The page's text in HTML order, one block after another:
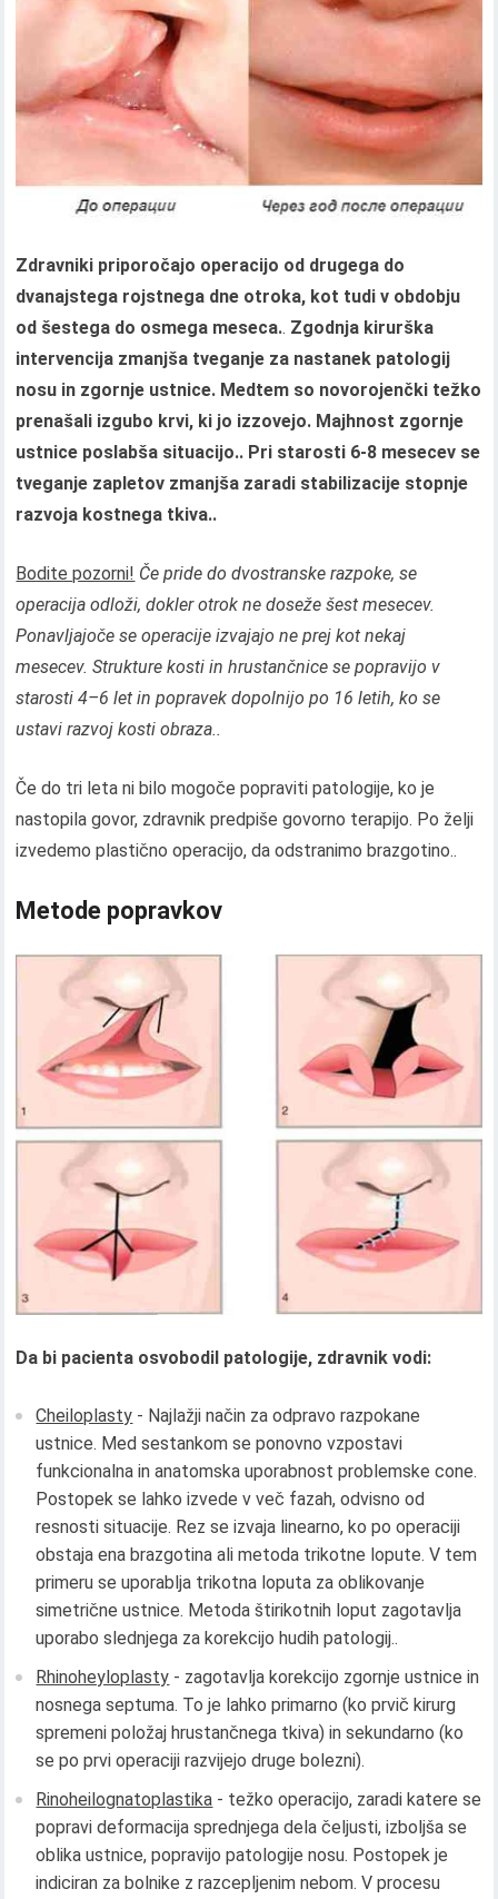
Zdravniki priporočajo operacijo od drugega do
dvanajstega rojstnega dne otroka, kot tudi v obdobju
od šestega do osmega meseca.. Zgodnja kirurška
intervencija zmanjša tveganje za nastanek patologij
nosu in zgornje ustnice. Medtem so novorojenčki težko
prenašali izgubo krvi, ki jo izzovejo. Majhnost zgornje
ustnice poslabša situacijo.. Pri starosti 6-8 mesecev se
tveganje zapletov zmanjša zaradi stabilizacije stopnje
razvoja kostnega tkiva..
Bodite pozorni! Če pride do dvostranske razpoke, se
operacija odloži, dokler otrok ne doseže šest mesecev.
Ponavljajoče se operacije izvajajo ne prej kot nekaj
mesecev. Strukture kosti in hrustančnice se popravijo v
starosti 4–6 let in popravek dopolnijo po 16 letih, ko se
ustavi razvoj kosti obraza..
Če do tri leta ni bilo mogoče popraviti patologije, ko je
nastopila govor, zdravnik predpiše govorno terapijo. Po želji
izvedemo plastično operacijo, da odstranimo brazgotino..
Metode popravkov
Da bi pacienta osvobodil patologije, zdravnik vodi:
Cheiloplasty - Najlažji način za odpravo razpokane
ustnice. Med sestankom se ponovno vzpostavi
funkcionalna in anatomska uporabnost problemske cone.
Postopek se lahko izvede v več fazah, odvisno od
resnosti situacije. Rez se izvaja linearno, ko po operaciji
obstaja ena brazgotina ali metoda trikotne lopute. V tem
primeru se uporablja trikotna loputa za oblikovanje
simetrične ustnice. Metoda štirikotnih loput zagotavlja
uporabo slednjega za korekcijo hudih patologij..
Rhinoheyloplasty - zagotavlja korekcijo zgornje ustnice in
nosnega septuma. To je lahko primarno (ko prvič kirurg
spremeni položaj hrustančnega tkiva) in sekundarno (ko
se po prvi operaciji razvijejo druge bolezni).
Rinoheilognatoplastika - težko operacijo, zaradi katere se
popravi deformacija sprednjega dela čeljusti, izboljša se
oblika ustnice, popravijo patologije nosu. Postopek je
indiciran za bolnike z razcepljenim nebom. V procesu